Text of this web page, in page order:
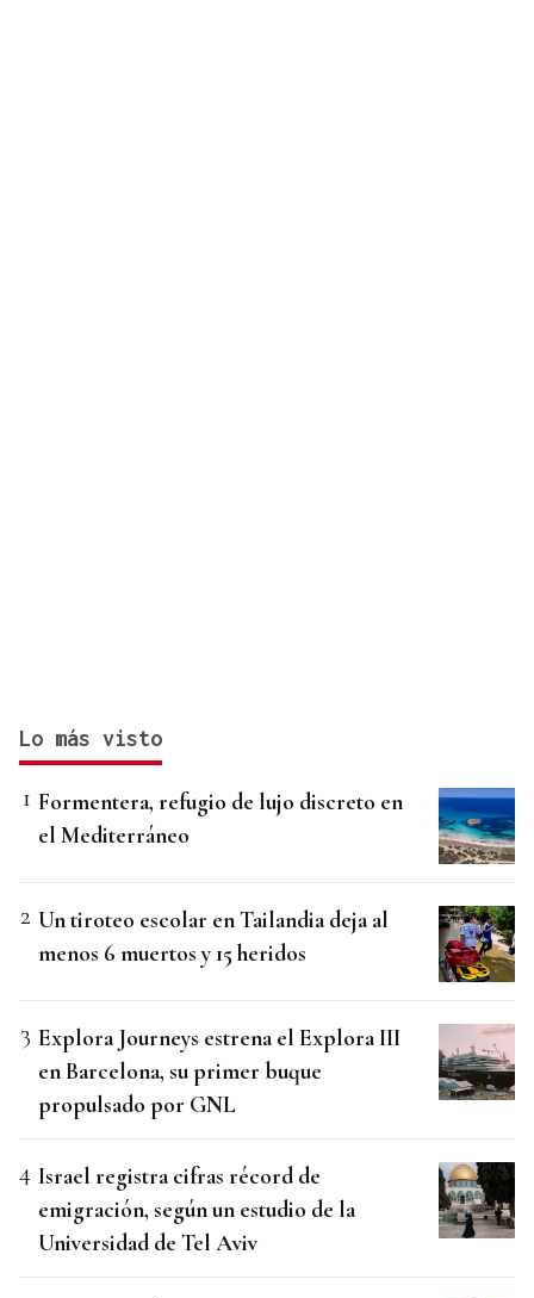
Lo más visto
Formentera, refugio de lujo discreto en
el Mediterráneo
Un tiroteo escolar en Tailandia deja al
menos 6 muertos y 15 heridos
Explora Journeys estrena el Explora III
en Barcelona, su primer buque
propulsado por GNL
Israel registra cifras récord de
emigración, según un estudio de la
Universidad de Tel Aviv